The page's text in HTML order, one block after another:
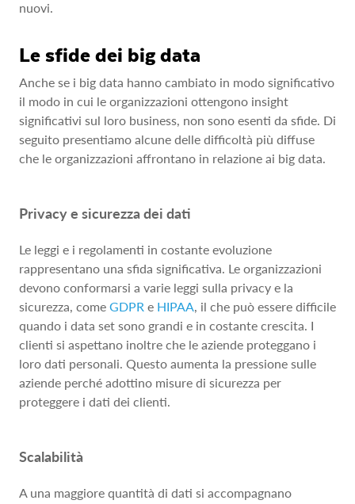
nuovi.
Le sfide dei big data
Anche se i big data hanno cambiato in modo significativo
il modo in cui le organizzazioni ottengono insight
significativi sul loro business, non sono esenti da sfide. Di
seguito presentiamo alcune delle difficoltà più diffuse
che le organizzazioni affrontano in relazione ai big data.
Privacy e sicurezza dei dati
Le leggi e i regolamenti in costante evoluzione
rappresentano una sfida significativa. Le organizzazioni
devono conformarsi a varie leggi sulla privacy e la
sicurezza, come GDPR e HIPAA, il che può essere difficile
quando i data set sono grandi e in costante crescita. I
clienti si aspettano inoltre che le aziende proteggano i
loro dati personali. Questo aumenta la pressione sulle
aziende perché adottino misure di sicurezza per
proteggere i dati dei clienti.
Scalabilità
A una maggiore quantità di dati si accompagnano